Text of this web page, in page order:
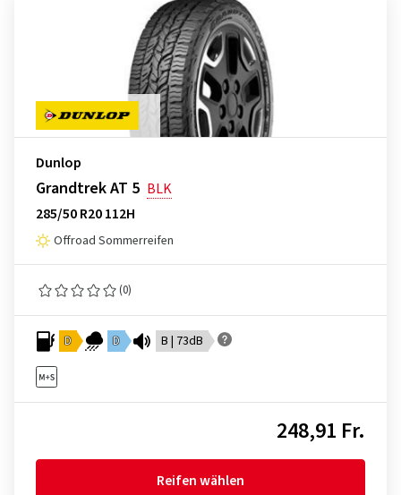
Dunlop
Grandtrek AT 5 BLK
285/50 R20 112H
Offroad Sommerreifen
(0)
D D B | 73dB
248,91 Fr.
Reifen wählen